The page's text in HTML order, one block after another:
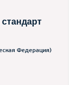
Федерация)